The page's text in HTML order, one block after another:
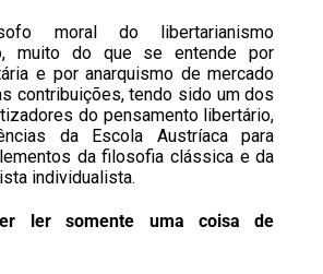
moral do libertarianismo
muito do que se entende por
e por anarquismo de mercado
contribuições, tendo sido um dos
do pensamento libertário,
da Escola Austríaca para
da filosofia clássica e da
individualista.
ler somente uma coisa de